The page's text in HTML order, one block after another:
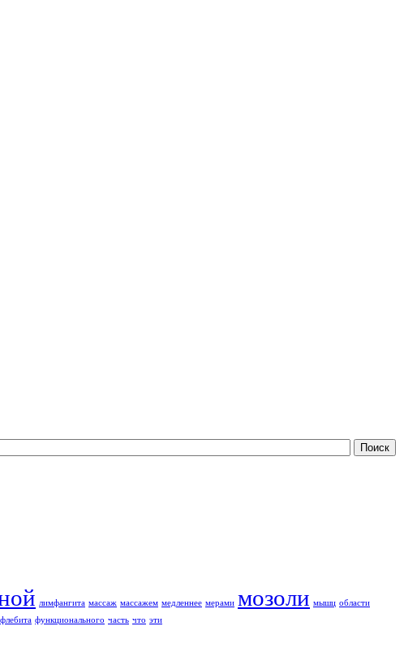
лимфангита массаж массажем медленнее мерами мозоли мышц области
флебита функционального часть что эти